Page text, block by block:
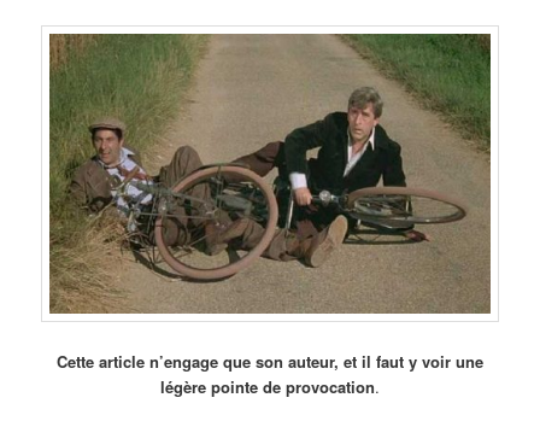
Cette article n’engage que son auteur, et il faut y voir une
légère pointe de provocation.